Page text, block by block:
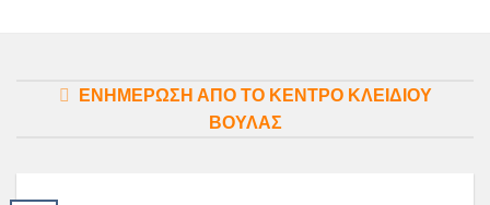
ΕΝΗΜΕΡΩΣΗ ΑΠΟ ΤΟ ΚΕΝΤΡΟ ΚΛΕΙΔΙΟΥ
ΒΟΥΛΑΣ